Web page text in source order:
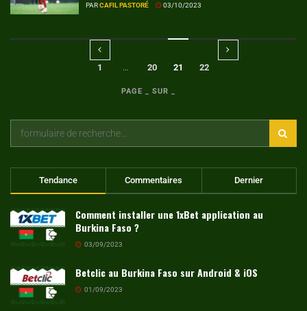
PARCAFIL PASTORÉ 03/10/2023
PAGE _ SUR _
1 … 20 21 22
Tendance Commentaires Dernier
Comment installer une 1xBet application au
Burkina Faso ?
03/09/2023
Betclic au Burkina Faso sur Android & iOS
01/09/2023